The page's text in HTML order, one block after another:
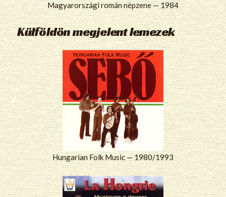
Magyarországi román népzene — 1984
Külföldön megjelent lemezek
Hungarian Folk Music — 1980/1993